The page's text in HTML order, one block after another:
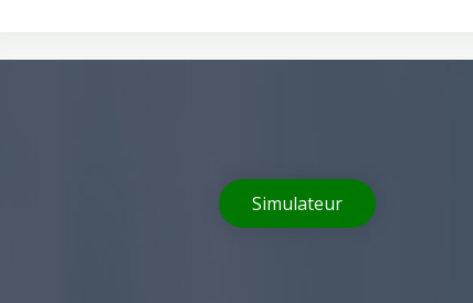
Simulateur